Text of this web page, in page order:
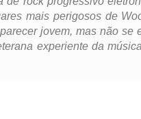
mais perigosos de
jovem, mas não se
experiente da